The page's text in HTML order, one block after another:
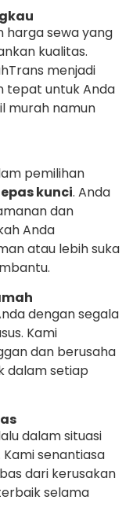
harga sewa yang
kualitas.
menjadi
tepat untuk Anda
murah namun
pemilihan
kunci. Anda
dan
Anda
atau lebih suka
dengan segala
Kami
dan berusaha
dalam setiap
dalam situasi
senantiasa
dari kerusakan
selama